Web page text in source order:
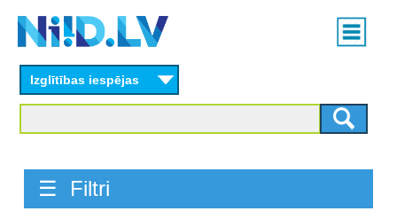
content
Main
menu
Izglītības iespējas
☰ Filtri